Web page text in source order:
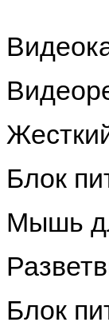
Блок
Мышь
Блок